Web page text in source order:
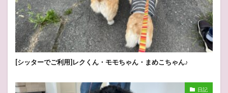
[シッターでご利用]レクくん・モモちゃん・まめこちゃん♪
日記